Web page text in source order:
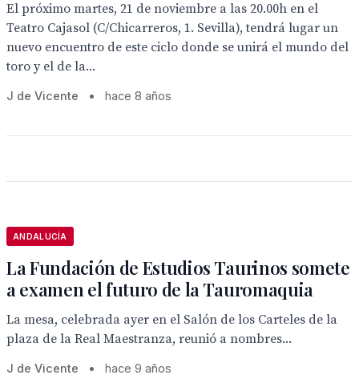
El próximo martes, 21 de noviembre a las 20.00h en el
Teatro Cajasol (C/Chicarreros, 1. Sevilla), tendrá lugar un
nuevo encuentro de este ciclo donde se unirá el mundo del
toro y el de la...
J de Vicente • hace 8 años
ANDALUCÍA
La Fundación de Estudios Taurinos somete
a examen el futuro de la Tauromaquia
La mesa, celebrada ayer en el Salón de los Carteles de la
plaza de la Real Maestranza, reunió a nombres...
J de Vicente • hace 9 años